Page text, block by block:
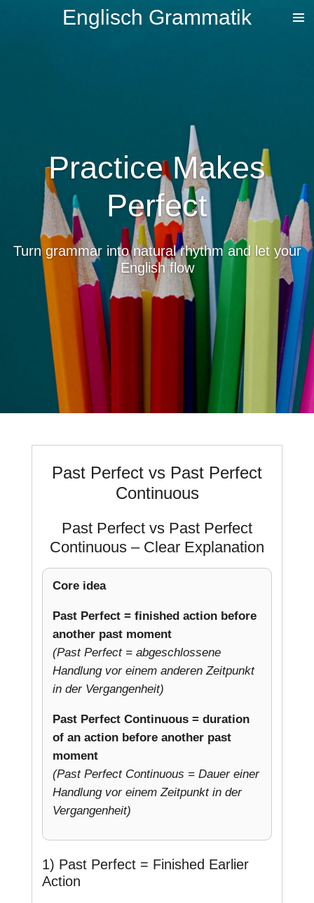
Englisch Grammatik
Practice Makes
Perfect
Turn grammar into natural rhythm and let your
English flow
Past Perfect vs Past Perfect
Continuous
Past Perfect vs Past Perfect
Continuous – Clear Explanation
Core idea
Past Perfect = finished action before
another past moment
(Past Perfect = abgeschlossene
Handlung vor einem anderen Zeitpunkt
in der Vergangenheit)
Past Perfect Continuous = duration
of an action before another past
moment
(Past Perfect Continuous = Dauer einer
Handlung vor einem Zeitpunkt in der
Vergangenheit)
1) Past Perfect = Finished Earlier
Action